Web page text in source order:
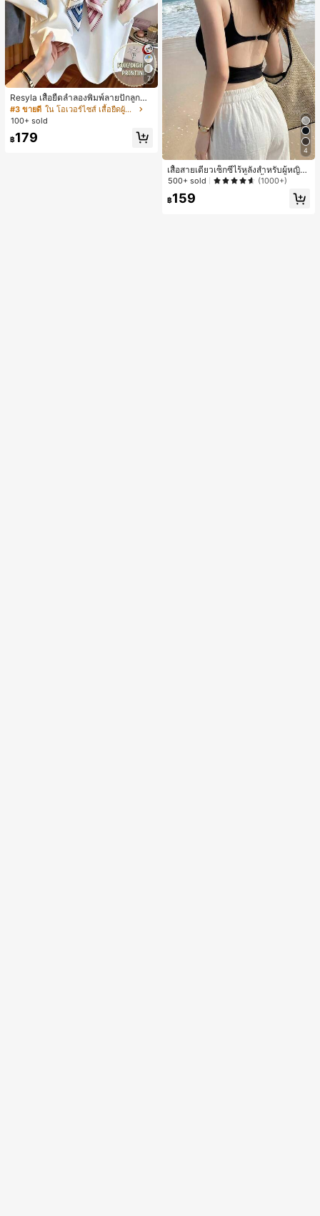
7
Resyla เสื้อยืดลำลองพิมพ์ลายปักลูกปัด
รูปโบว์ขนาดใหญ่สำหรับผู้หญิง
#3 ขายดี
ใน โอเวอร์ไซส์ เสื้อยืดผู้หญิง
100+ sold
฿179
4
เสื้อสายเดี่ยวเซ็กซี่ไร้หลังสำหรับผู้หญิง
พร้อมบราแบบมีฟองน้ำ, เสื้อกล้ามแขน
500+ sold (1000+)
฿159